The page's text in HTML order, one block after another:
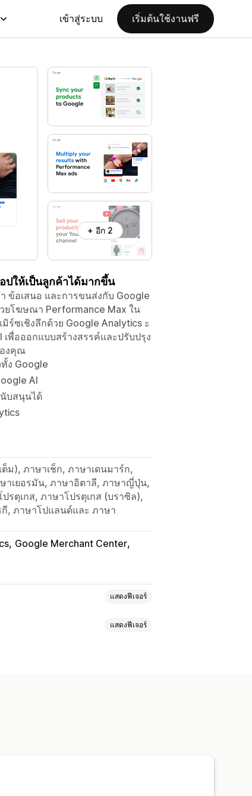
เข้าสู่ระบบ เริ่มต้นใช้งานฟรี
+ อีก 2
ปให้เป็นลูกค้าได้มากขึ้น
ข้อเสนอ และการขนส่งกับ Google
ยโฆษณา Performance Max ใน
ร์ซเชิงลึกด้วย Google Analytics ะ
พื่อออกแบบสร้างสรรค์และปรับปรุง
องคุณ
ง Google
AI
บสนุนได้
ม), ภาษาเช็ก, ภาษาเดนมาร์ก,
าเยอรมัน, ภาษาอิตาลี, ภาษาญี่ปุ่น,
รตุเกส, ภาษาโปรตุเกส (บราซิล),
, ภาษาโปแลนด์และ ภาษา
Google Merchant Center
แสดงฟีเจอร์
แสดงฟีเจอร์